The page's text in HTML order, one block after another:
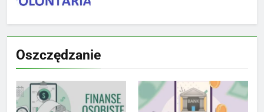
7
budżet
8
Oszczędzanie